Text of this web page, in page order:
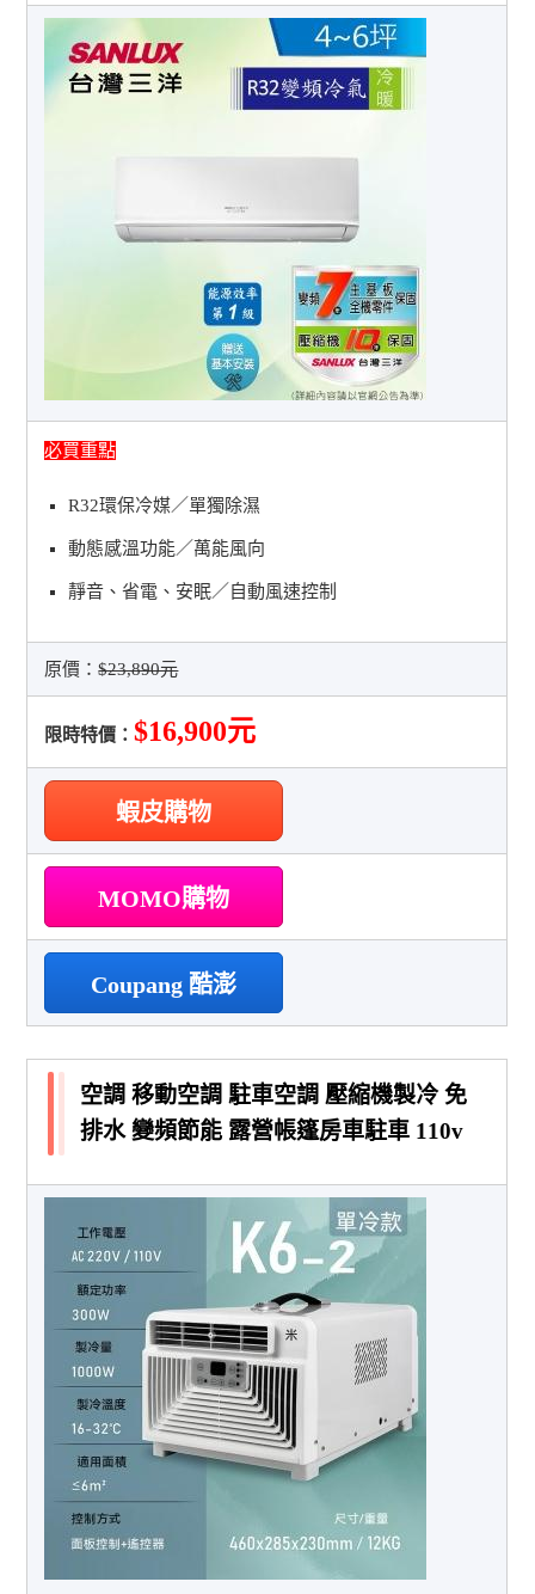
必買重點
R32環保冷媒／單獨除濕
動態感溫功能／萬能風向
靜音、省電、安眠／自動風速控制
原價：$23,890元
限時特價：$16,900元
蝦皮購物
MOMO購物
Coupang 酷澎
空調 移動空調 駐車空調 壓縮機製冷 免
排水 變頻節能 露營帳篷房車駐車 110v